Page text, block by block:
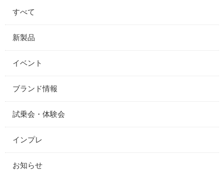
すべて
新製品
イベント
ブランド情報
試乗会・体験会
インプレ
お知らせ